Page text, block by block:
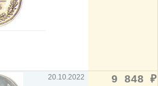
20.10.2022 9 848 ₽